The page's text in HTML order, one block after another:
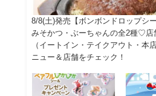
8/8(土)発売【ボンボンドロップシ
みそかつ・ぶーちゃんの全2種♡店
（イートイン・テイクアウト・本
ニュー＆店舗をチェック！